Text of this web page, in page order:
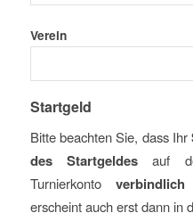
Verein
Startgeld
Bitte beachten Sie, dass Ihr
des Startgeldesauf
Turnierkonto
erscheint auch erst dann in